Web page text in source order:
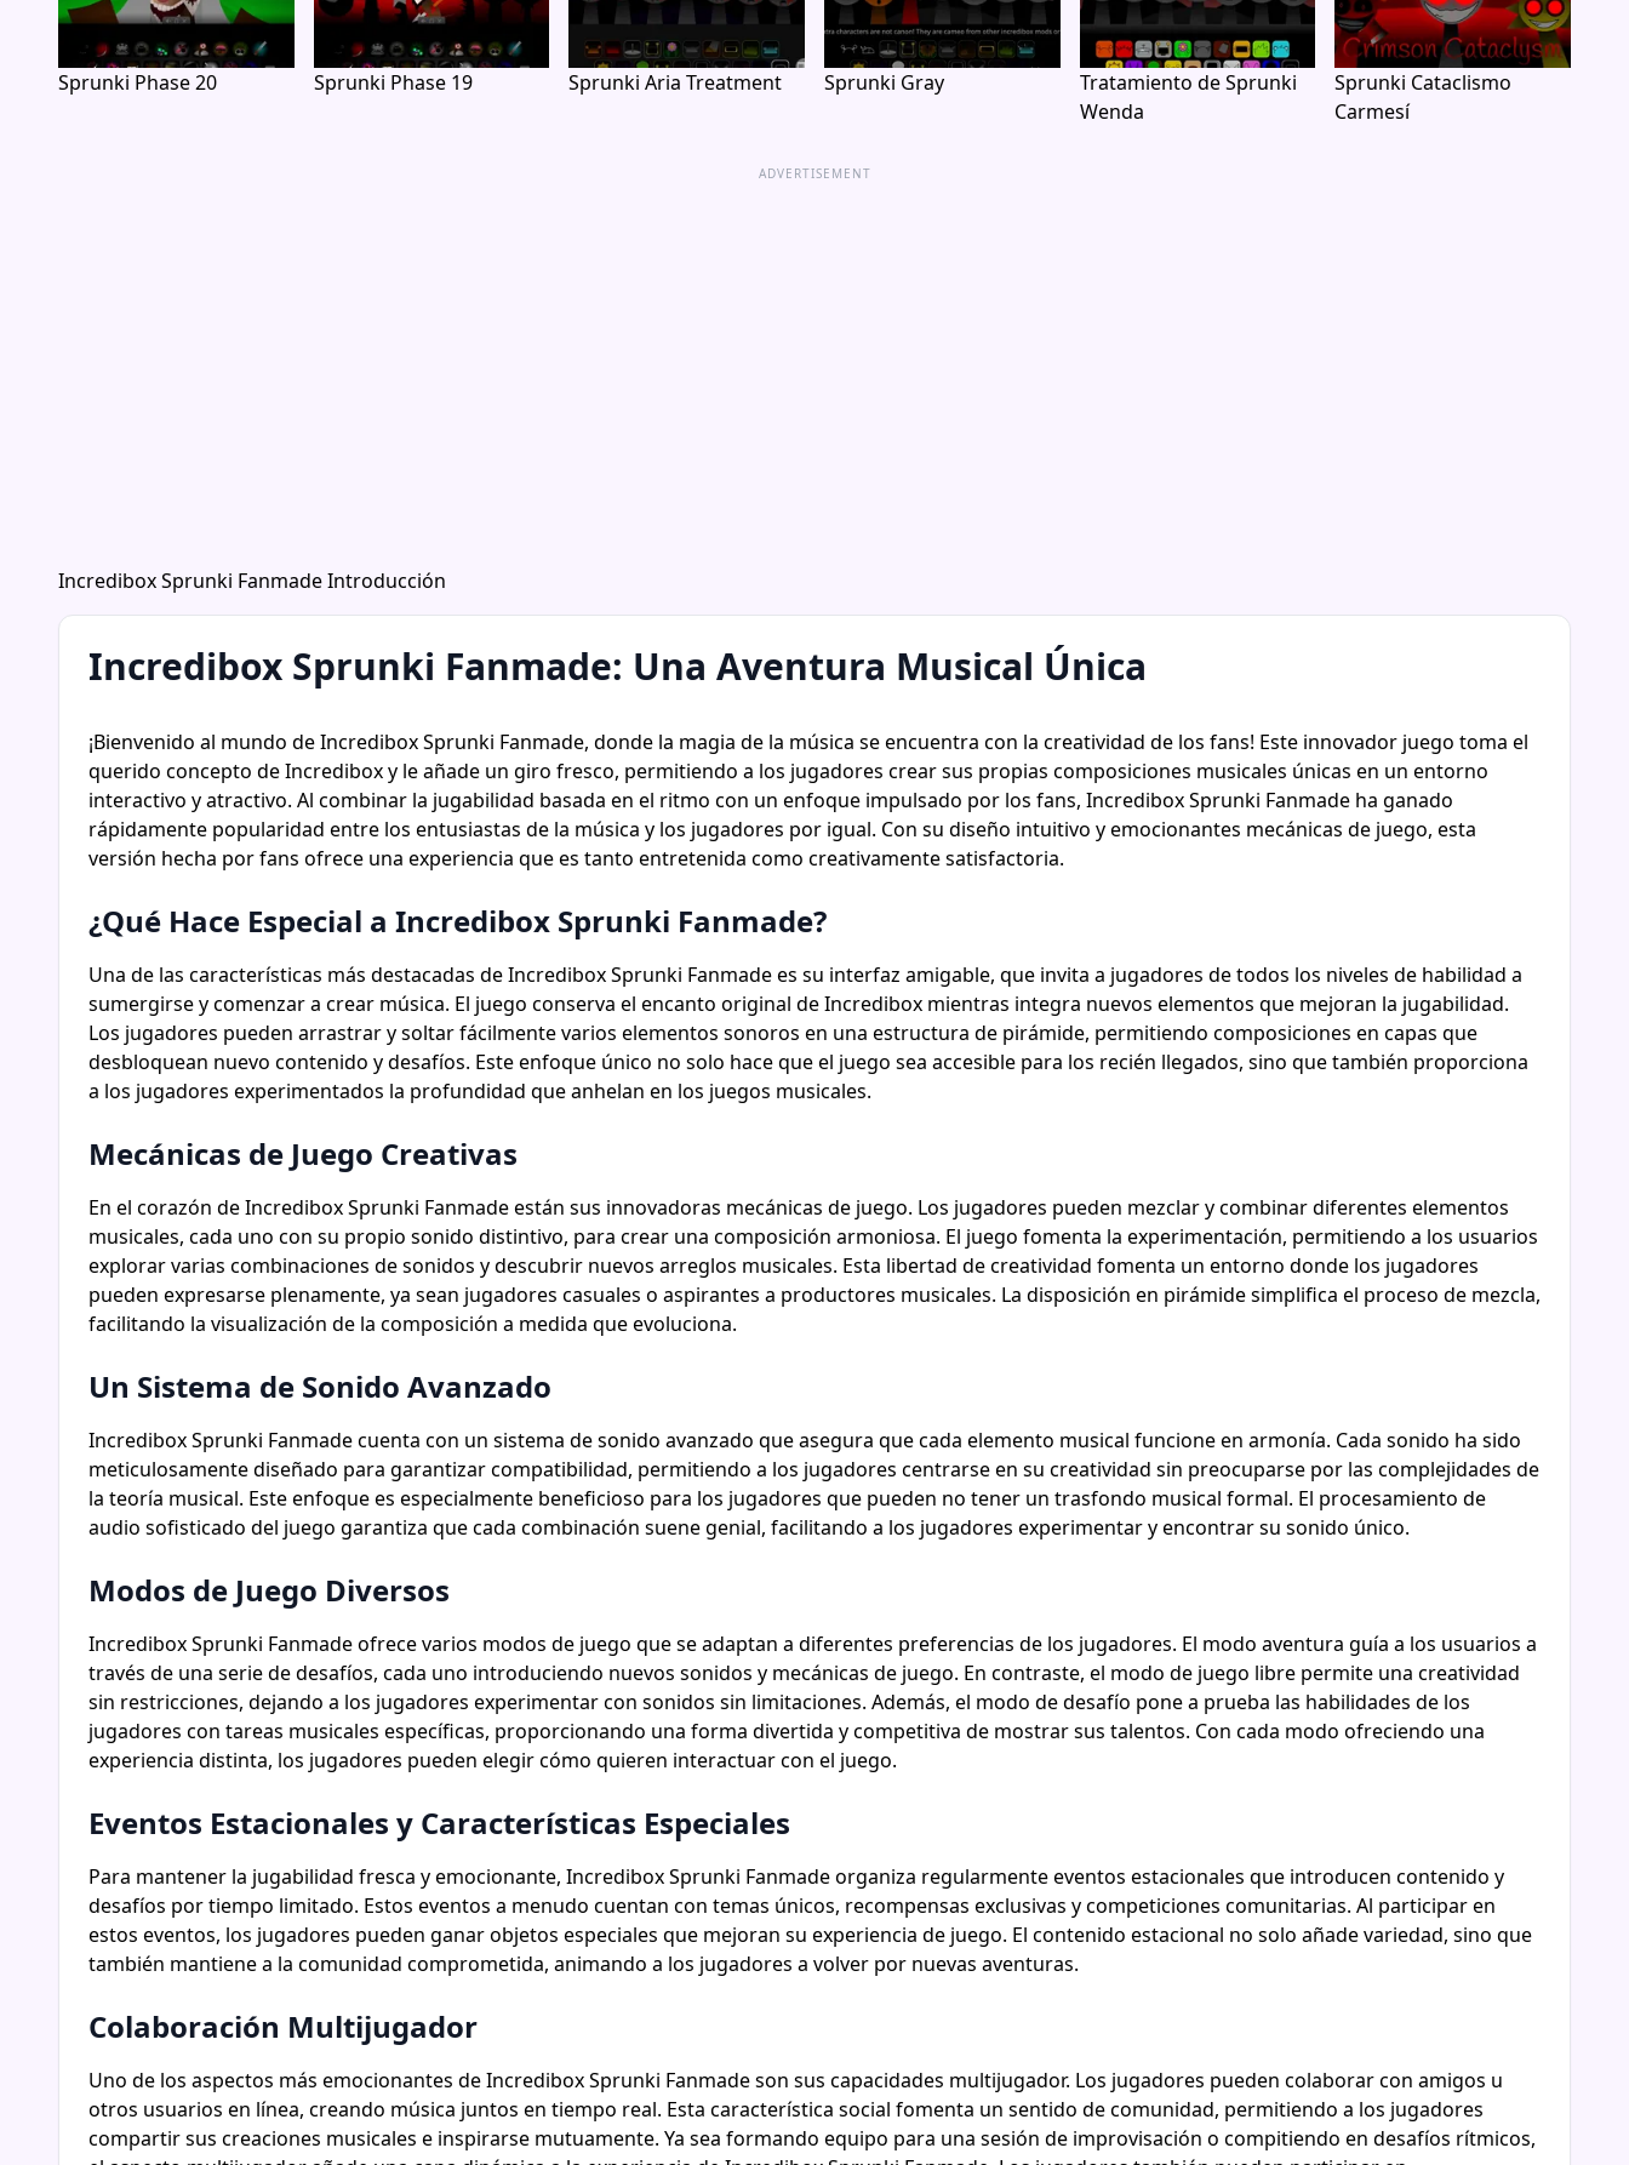
Sprunki Phase 20 Sprunki Phase 19 Sprunki Aria Treatment Sprunki Gray
Tratamiento de Sprunki
Wenda
Sprunki Cataclismo
Carmesí
ADVERTISEMENT
Incredibox Sprunki Fanmade Introducción
Incredibox Sprunki Fanmade: Una Aventura Musical Única
¡Bienvenido al mundo de Incredibox Sprunki Fanmade, donde la magia de la música se encuentra con la creatividad de los fans! Este innovador juego toma el
querido concepto de Incredibox y le añade un giro fresco, permitiendo a los jugadores crear sus propias composiciones musicales únicas en un entorno
interactivo y atractivo. Al combinar la jugabilidad basada en el ritmo con un enfoque impulsado por los fans, Incredibox Sprunki Fanmade ha ganado
rápidamente popularidad entre los entusiastas de la música y los jugadores por igual. Con su diseño intuitivo y emocionantes mecánicas de juego, esta
versión hecha por fans ofrece una experiencia que es tanto entretenida como creativamente satisfactoria.
¿Qué Hace Especial a Incredibox Sprunki Fanmade?
Una de las características más destacadas de Incredibox Sprunki Fanmade es su interfaz amigable, que invita a jugadores de todos los niveles de habilidad a
sumergirse y comenzar a crear música. El juego conserva el encanto original de Incredibox mientras integra nuevos elementos que mejoran la jugabilidad.
Los jugadores pueden arrastrar y soltar fácilmente varios elementos sonoros en una estructura de pirámide, permitiendo composiciones en capas que
desbloquean nuevo contenido y desafíos. Este enfoque único no solo hace que el juego sea accesible para los recién llegados, sino que también proporciona
a los jugadores experimentados la profundidad que anhelan en los juegos musicales.
Mecánicas de Juego Creativas
En el corazón de Incredibox Sprunki Fanmade están sus innovadoras mecánicas de juego. Los jugadores pueden mezclar y combinar diferentes elementos
musicales, cada uno con su propio sonido distintivo, para crear una composición armoniosa. El juego fomenta la experimentación, permitiendo a los usuarios
explorar varias combinaciones de sonidos y descubrir nuevos arreglos musicales. Esta libertad de creatividad fomenta un entorno donde los jugadores
pueden expresarse plenamente, ya sean jugadores casuales o aspirantes a productores musicales. La disposición en pirámide simplifica el proceso de mezcla,
facilitando la visualización de la composición a medida que evoluciona.
Un Sistema de Sonido Avanzado
Incredibox Sprunki Fanmade cuenta con un sistema de sonido avanzado que asegura que cada elemento musical funcione en armonía. Cada sonido ha sido
meticulosamente diseñado para garantizar compatibilidad, permitiendo a los jugadores centrarse en su creatividad sin preocuparse por las complejidades de
la teoría musical. Este enfoque es especialmente beneficioso para los jugadores que pueden no tener un trasfondo musical formal. El procesamiento de
audio sofisticado del juego garantiza que cada combinación suene genial, facilitando a los jugadores experimentar y encontrar su sonido único.
Modos de Juego Diversos
Incredibox Sprunki Fanmade ofrece varios modos de juego que se adaptan a diferentes preferencias de los jugadores. El modo aventura guía a los usuarios a
través de una serie de desafíos, cada uno introduciendo nuevos sonidos y mecánicas de juego. En contraste, el modo de juego libre permite una creatividad
sin restricciones, dejando a los jugadores experimentar con sonidos sin limitaciones. Además, el modo de desafío pone a prueba las habilidades de los
jugadores con tareas musicales específicas, proporcionando una forma divertida y competitiva de mostrar sus talentos. Con cada modo ofreciendo una
experiencia distinta, los jugadores pueden elegir cómo quieren interactuar con el juego.
Eventos Estacionales y Características Especiales
Para mantener la jugabilidad fresca y emocionante, Incredibox Sprunki Fanmade organiza regularmente eventos estacionales que introducen contenido y
desafíos por tiempo limitado. Estos eventos a menudo cuentan con temas únicos, recompensas exclusivas y competiciones comunitarias. Al participar en
estos eventos, los jugadores pueden ganar objetos especiales que mejoran su experiencia de juego. El contenido estacional no solo añade variedad, sino que
también mantiene a la comunidad comprometida, animando a los jugadores a volver por nuevas aventuras.
Colaboración Multijugador
Uno de los aspectos más emocionantes de Incredibox Sprunki Fanmade son sus capacidades multijugador. Los jugadores pueden colaborar con amigos u
otros usuarios en línea, creando música juntos en tiempo real. Esta característica social fomenta un sentido de comunidad, permitiendo a los jugadores
compartir sus creaciones musicales e inspirarse mutuamente. Ya sea formando equipo para una sesión de improvisación o compitiendo en desafíos rítmicos,